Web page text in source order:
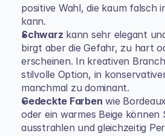
positive Wahl, die kaum falsch
kann.
Schwarz kann sehr elegant
birgt aber die Gefahr, zu hart
erscheinen. In kreativen
stilvolle Option, in
manchmal zu dominant.
Gedeckte Farben wie
oder ein warmes Beige können
ausstrahlen und gleichzeitig